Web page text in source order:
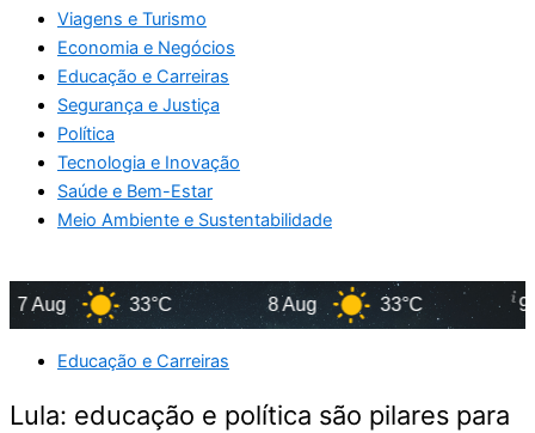
Viagens e Turismo
Economia e Negócios
Educação e Carreiras
Segurança e Justiça
Política
Tecnologia e Inovação
Saúde e Bem-Estar
Meio Ambiente e Sustentabilidade
33°C 8 Aug 33°C 9 Aug
Educação e Carreiras
Lula: educação e política são pilares para